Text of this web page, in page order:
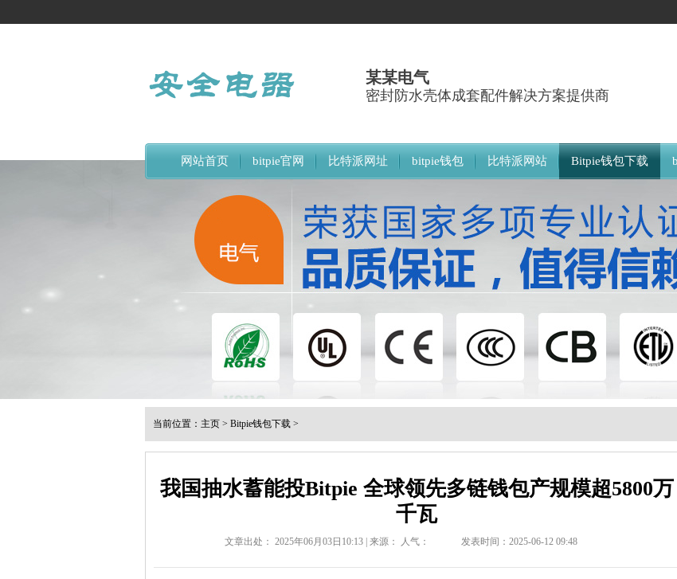
某某电气
密封防水壳体成套配件解决方案提供商
网站首页 bitpie官网 比特派网址 bitpie钱包 比特派网站 Bitpie钱包下载
比特派下载网址
当前位置： 主页 > Bitpie钱包下载 >
我国抽水蓄能投Bitpie 全球领先多链钱包产规模超5800万
千瓦
文章出处： 2025年06月03日10:13 | 来源： 人气： 发表时间：2025-06-12 09:48